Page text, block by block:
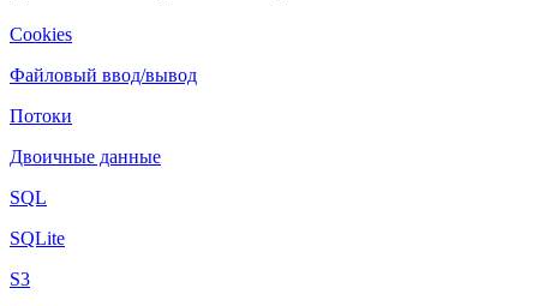
Cookies
Файловый ввод/вывод
Потоки
Двоичные данные
SQL
SQLite
S3